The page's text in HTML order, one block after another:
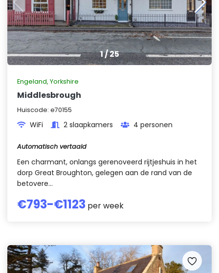
1/25
Engeland, Yorkshire
Middlesbrough
Huiscode: e70155
WiFi 2 slaapkamers 4 personen
Automatisch vertaald
Een charmant, onlangs gerenoveerd rijtjeshuis in het
dorp Great Broughton, gelegen aan de rand van de
betovere...
€793-€1123 per week